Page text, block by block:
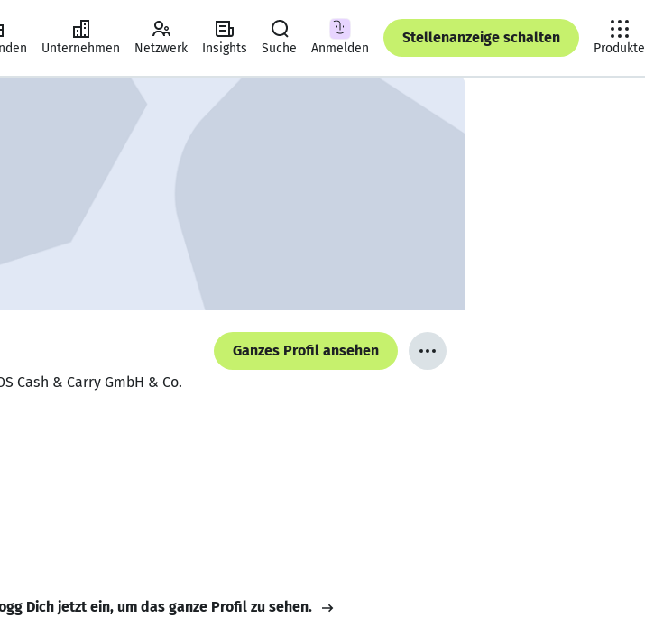
Unternehmen Netzwerk Insights Suche Anmelden
Stellenanzeige schalten
Produkte
Ganzes Profil ansehen
Cash & Carry GmbH & Co.
Dich jetzt ein, um das ganze Profil zu sehen.